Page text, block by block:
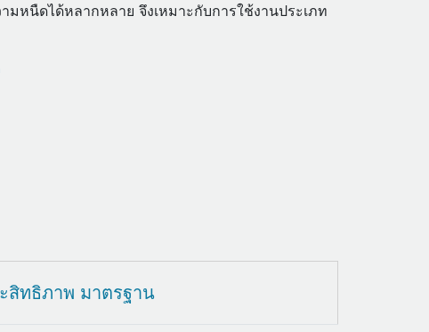
หนืดได้หลากหลาย จึงเหมาะกับการใช้งานประเภท
สิทธิภาพ มาตรฐาน